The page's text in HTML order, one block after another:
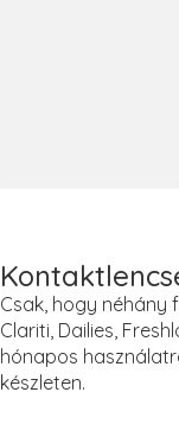
Csak, hogy néhány
Clariti, Dailies,
hónapos
készleten.